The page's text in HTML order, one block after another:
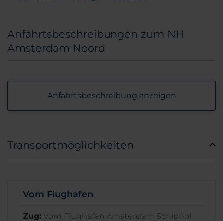
Anfahrtsbeschreibungen zum NH
Amsterdam Noord
Anfahrtsbeschreibung anzeigen
Transportmöglichkeiten
Vom Flughafen
Zug: Vom Flughafen Amsterdam Schiphol